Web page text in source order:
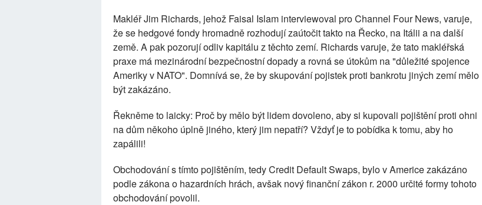
Makléř Jim Richards, jehož Faisal Islam interviewoval pro Channel Four News, varuje,
že se hedgové fondy hromadně rozhodují zaútočit takto na Řecko, na Itálii a na další
země. A pak pozorují odliv kapitálu z těchto zemí. Richards varuje, že tato makléřská
praxe má mezinárodní bezpečnostní dopady a rovná se útokům na "důležité spojence
Ameriky v NATO". Domnívá se, že by skupování pojistek proti bankrotu jiných zemí mělo
být zakázáno.
Řekněme to laicky: Proč by mělo být lidem dovoleno, aby si kupovali pojištění proti ohni
na dům někoho úplně jiného, který jim nepatří? Vždyť je to pobídka k tomu, aby ho
zapálili!
Obchodování s tímto pojištěním, tedy Credit Default Swaps, bylo v Americe zakázáno
podle zákona o hazardních hrách, avšak nový finanční zákon r. 2000 určité formy tohoto
obchodování povolil.